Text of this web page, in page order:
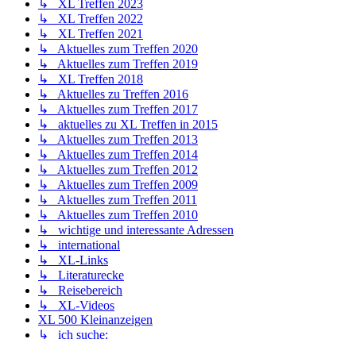
↳ XL Treffen 2023
↳ XL Treffen 2022
↳ XL Treffen 2021
↳ Aktuelles zum Treffen 2020
↳ Aktuelles zum Treffen 2019
↳ XL Treffen 2018
↳ Aktuelles zu Treffen 2016
↳ Aktuelles zum Treffen 2017
↳ aktuelles zu XL Treffen in 2015
↳ Aktuelles zum Treffen 2013
↳ Aktuelles zum Treffen 2014
↳ Aktuelles zum Treffen 2012
↳ Aktuelles zum Treffen 2009
↳ Aktuelles zum Treffen 2011
↳ Aktuelles zum Treffen 2010
↳ wichtige und interessante Adressen
↳ international
↳ XL-Links
↳ Literaturecke
↳ Reisebereich
↳ XL-Videos
XL 500 Kleinanzeigen
↳ ich suche: